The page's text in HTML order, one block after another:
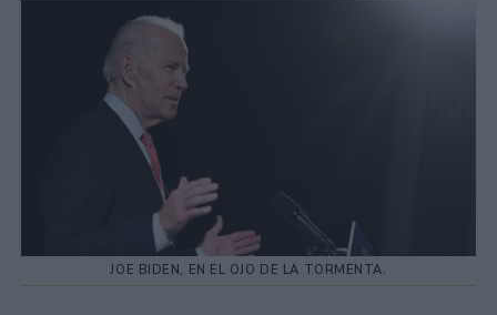
JOE BIDEN, EN EL OJO DE LA TORMENTA.